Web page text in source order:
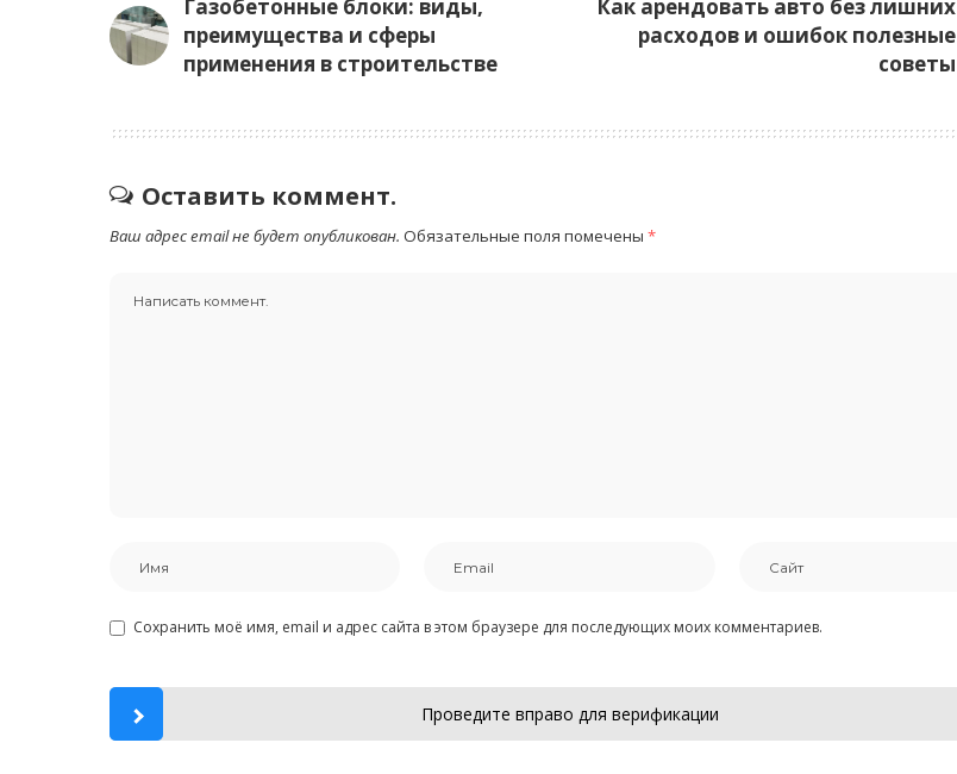
Газобетонные блоки: виды,
преимущества и сферы
применения в строительстве
Как арендовать авто без лишних
расходов и ошибок полезные
советы
Оставить коммент.
Ваш адрес email не будет опубликован. Обязательные поля помечены *
Сохранить моё имя, email и адрес сайта в этом браузере для последующих моих комментариев.
Проведите вправо для верификации